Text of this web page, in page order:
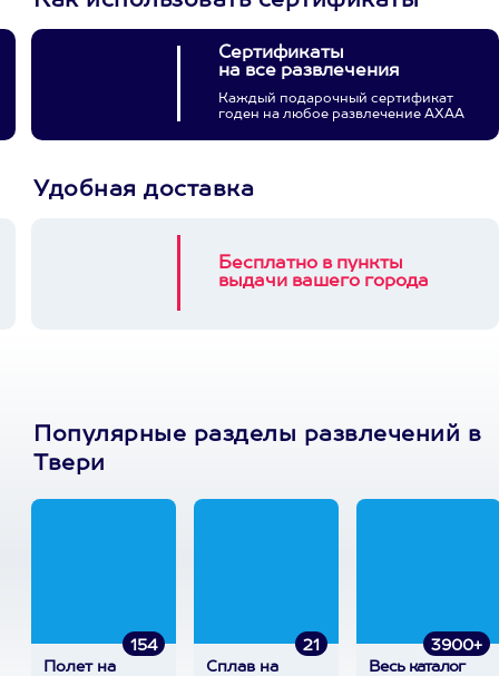
Сертификаты
на все развлечения
Каждый подарочный сертификат
годен на любое развлечение АХАА
Удобная доставка
Бесплатно в пункты
выдачи вашего города
Популярные разделы развлечений в
Твери
154
Полет на
21
Сплав на
3900+
Весь каталог